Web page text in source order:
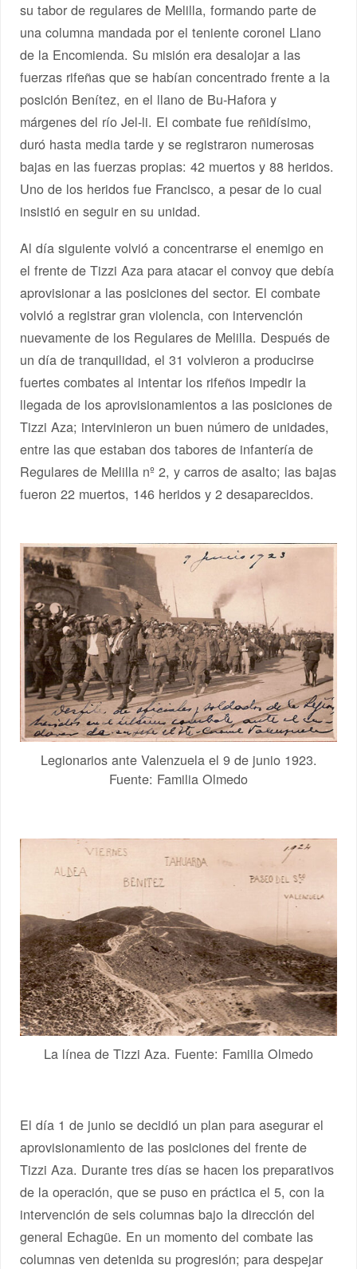
su tabor de regulares de Melilla, formando parte de
una columna mandada por el teniente coronel Llano
de la Encomienda. Su misión era desalojar a las
fuerzas rifeñas que se habían concentrado frente a la
posición Benítez, en el llano de Bu-Hafora y
márgenes del río Jel-li. El combate fue reñidísimo,
duró hasta media tarde y se registraron numerosas
bajas en las fuerzas propias: 42 muertos y 88 heridos.
Uno de los heridos fue Francisco, a pesar de lo cual
insistió en seguir en su unidad.
Al día siguiente volvió a concentrarse el enemigo en
el frente de Tizzi Aza para atacar el convoy que debía
aprovisionar a las posiciones del sector. El combate
volvió a registrar gran violencia, con intervención
nuevamente de los Regulares de Melilla. Después de
un día de tranquilidad, el 31 volvieron a producirse
fuertes combates al intentar los rifeños impedir la
llegada de los aprovisionamientos a las posiciones de
Tizzi Aza; intervinieron un buen número de unidades,
entre las que estaban dos tabores de infantería de
Regulares de Melilla nº 2, y carros de asalto; las bajas
fueron 22 muertos, 146 heridos y 2 desaparecidos.
Legionarios ante Valenzuela el 9 de junio 1923.
Fuente: Familia Olmedo
La línea de Tizzi Aza. Fuente: Familia Olmedo
El día 1 de junio se decidió un plan para asegurar el
aprovisionamiento de las posiciones del frente de
Tizzi Aza. Durante tres días se hacen los preparativos
de la operación, que se puso en práctica el 5, con la
intervención de seis columnas bajo la dirección del
general Echagüe. En un momento del combate las
columnas ven detenida su progresión; para despejar